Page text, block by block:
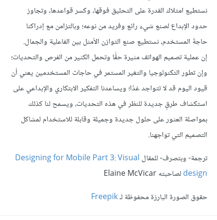
نستطيع امتلاك القدرة على التحليق فوقها، وكسر قواعدها، وتجاوز
حدود الإبداع لصنع شيء رائع وفريد من نوعه؛ وبالتزامن مع إدراكنا
حاجةَ المستخدم، نستطيع صنع التوازن الأمثل بين الفاعلية والجمال.
إن عملية تصميم الهواتف مثيرة حقًّا وتحمل الكثير من الفرص والتحديات؛
وإن تطور التكنولوجيا والتغير المستمر في حاجات المستخدمين يعني أن
قيود اليوم قد لا تتواجد غدًا؛ ويساعدنا التفكير الابتكاري والإبداعي على
استكشاف طرقٍ جديدة للنظر في هذه التحديات، ويسمح لنا كذلك
بمواصلة العثور على حلول جديدة وجميلة وقابلة للاستخدام لمشاكل
التصميم التي تواجهنا.
ترجمة- وبتصرف- للمقال Designing for Mobile Part 3: Visual
designلصاحبته Elaine McVicar
حقوق الصورة البارزة محفوظة لـFreepik